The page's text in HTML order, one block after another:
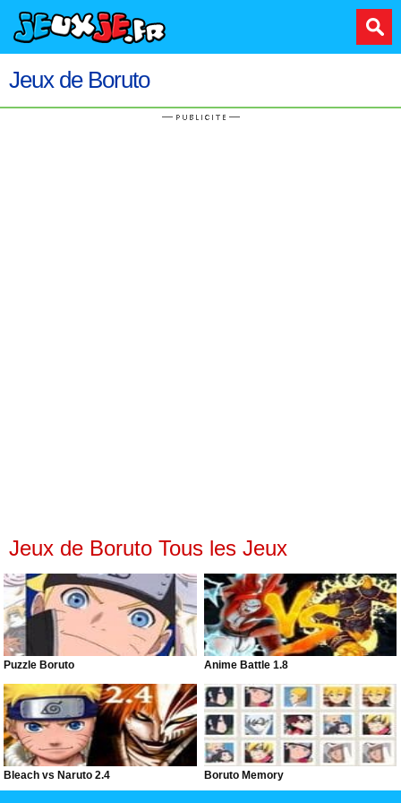
Jeux de Boruto
Jeux de Boruto Tous les Jeux
Puzzle Boruto Anime Battle 1.8
Bleach vs Naruto 2.4 Boruto Memory